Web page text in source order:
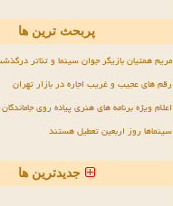
پربحث ترین ها
مریم همتیان بازیگر جوان سینما و تئاتر
رقم های عجیب و غریب اجاره در بازار تهران
اعلام ویژه برنامه های هنری پیاده روی
سینماها روز اربعین تعطیل هستند
جدیدترین ها